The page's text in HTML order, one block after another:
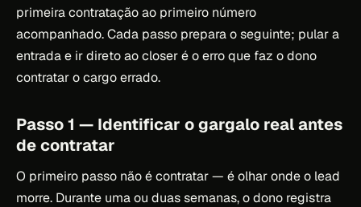
primeira contratação ao primeiro número
acompanhado. Cada passo prepara o seguinte; pular a
entrada e ir direto ao closer é o erro que faz o dono
contratar o cargo errado.
Passo 1 — Identificar o gargalo real antes
de contratar
O primeiro passo não é contratar — é olhar onde o lead
morre. Durante uma ou duas semanas, o dono registra